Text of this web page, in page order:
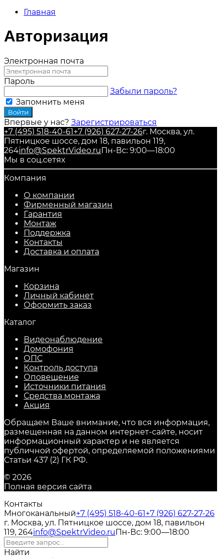
Главная
Авторизация
Электронная почта
Пароль
Забыли пароль?
Запомнить меня
Впервые у нас? Зарегистрироваться
+7 (495) 518-40-61+7 (926) 627-27-26г. Москва, ул.
Пятницкое шоссе, дом 18, павильон 119,
264info@SpektrVideo.ruПн-Вс: 9:00—18:00
Мы в соц.сетях
Компания
О компании
Фирменный магазин
Гарантия
Монтаж
Поддержка
Контакты
Доставка и оплата
Магазин
Корзина
Личный кабинет
Оформить заказ
Каталог
Видеонаблюдение
Домофония
ОПС
Контроль доступа
Оповещение
Источники питания
Средства монтажа
Акция
Обращаем Ваше внимание, что вся информация,
размещенная на данном интернет-сайте, носит
информационный характер и не является
публичной офертой, определяемой положениями
Статьи 437 (2) ГК РФ.
© 2026
Полная версия сайта
Контакты
Многоканальный+7 (495) 518-40-61+7 (926) 627-27-26
г. Москва, ул. Пятницкое шоссе, дом 18, павильон
119, 264info@SpektrVideo.ruПн-Вс: 9:00—18:00
Найти